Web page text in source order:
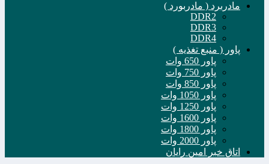
مادربرد ( مادربورد )
DDR2
DDR3
DDR4
پاور ( منبع تغذیه )
پاور 650 وات
پاور 750 وات
پاور 850 وات
پاور 1050 وات
پاور 1250 وات
پاور 1600 وات
پاور 1800 وات
پاور 2000 وات
اتاق خبر امین رایان